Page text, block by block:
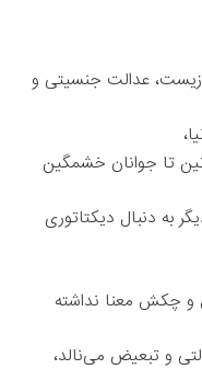
عدالت جنسیتی و
تا جوانان خشمگین
به دنبال دیکتاتوری
و چکش معنا نداشته
و تبعیض می‌نالد،